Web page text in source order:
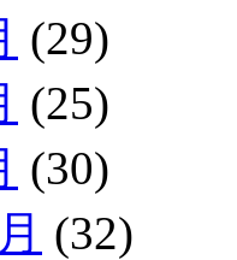
(29)
(25)
(30)
(32)